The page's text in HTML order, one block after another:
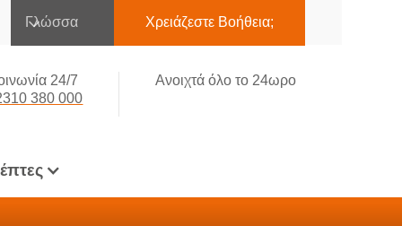
Γλώσσα Χρειάζεστε Βοήθεια;
24/7
380 000
Ανοιχτά όλο το 24ωρο